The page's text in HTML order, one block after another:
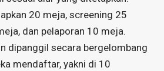
20 meja, screening 25
dan pelaporan 10 meja.
dipanggil secara bergelombang
mendaftar, yakni di 10